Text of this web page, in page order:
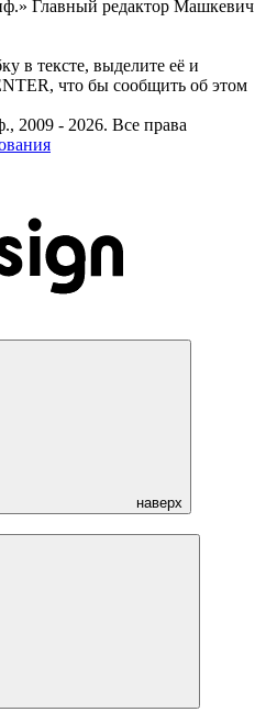
Главный редактор Машкевич
в тексте, выделите её и
что бы сообщить об этом
2009 - 2026. Все права
наверх